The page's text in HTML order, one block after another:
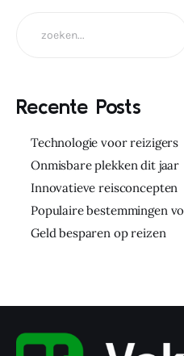
Recente Posts
Technologie voor reizigers
Onmisbare plekken dit jaar
Innovatieve reisconcepten
Populaire bestemmingen
Geld besparen op reizen